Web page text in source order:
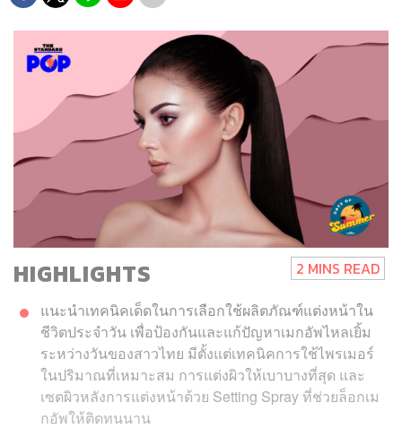
HIGHLIGHTS 2 MINS READ
แนะนำเทคนิคเด็ดในการเลือกใช้ผลิตภัณฑ์แต่งหน้าใน
ชีวิตประจำวัน เพื่อป้องกันและแก้ปัญหาเมกอัพไหลเยิ้ม
ระหว่างวันของสาวไทย มีตั้งแต่เทคนิคการใช้ไพรเมอร์
ในปริมาณที่เหมาะสม การแต่งผิวให้เบาบางที่สุด และ
เซตผิวหลังการแต่งหน้าด้วย Setting Spray ที่ช่วยล็อกเม
กอัพให้ติดทนนาน